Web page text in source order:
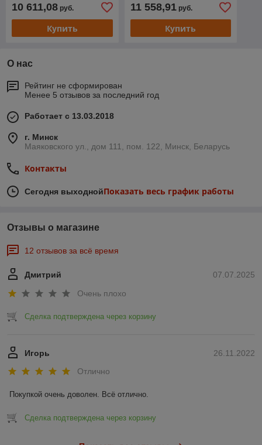
10 611,08 руб.
Купить
11 558,91руб.
Купить
О нас
Рейтинг не сформирован
Менее 5 отзывов за последний год
Работает с 13.03.2018
г. Минск
Маяковского ул., дом 111, пом. 122, Минск, Беларусь
Контакты
Сегодня выходнойПоказать весь график работы
Отзывы о магазине
12 отзывов за всё время
07.07.2025
Дмитрий
Очень плохо
Сделка подтверждена через корзину
26.11.2022
Игорь
Отлично
Покупкой очень доволен. Всё отлично.
Сделка подтверждена через корзину